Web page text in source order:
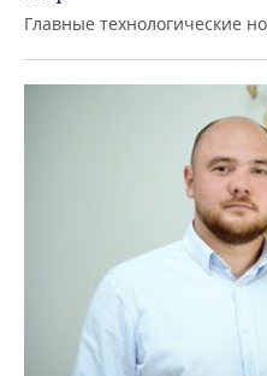
Главные технологические